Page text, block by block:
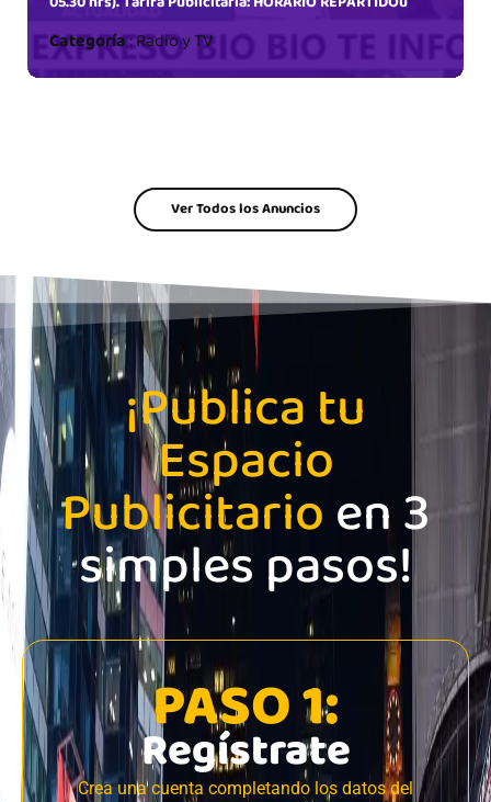
Categoría:Radio y TV
Ver Todos los Anuncios
¡Publica tu
Espacio
Publicitarioen 3
simples pasos!
PASO 1:
Regístrate
Crea una cuenta completando los datos del